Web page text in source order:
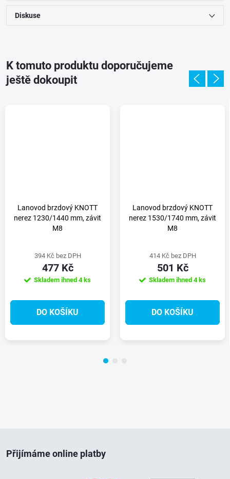
Diskuse
K tomuto produktu doporučujeme
ještě dokoupit
Lanovod brzdový KNOTT
nerez 1230/1440 mm, závit
M8
394 Kč bez DPH
477 Kč
Skladem ihned 4 ks
DO KOŠÍKU
Lanovod brzdový KNOTT
nerez 1530/1740 mm, závit
M8
414 Kč bez DPH
501 Kč
Skladem ihned 4 ks
DO KOŠÍKU
Přijímáme online platby